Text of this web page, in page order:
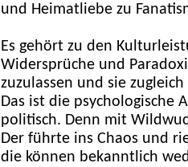
und Heimatliebe zu
Es gehört zu den
Widersprüche und
zuzulassen und sie
Das ist die psychologische
politisch. Denn mit
Der führte ins Chaos und
die können bekanntlich